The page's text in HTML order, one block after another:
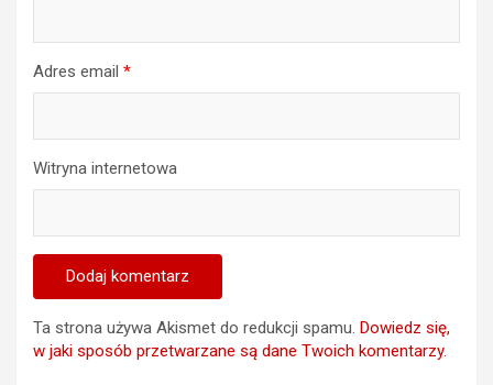
Adres email *
Witryna internetowa
Ta strona używa Akismet do redukcji spamu. Dowiedz się,
w jaki sposób przetwarzane są dane Twoich komentarzy.